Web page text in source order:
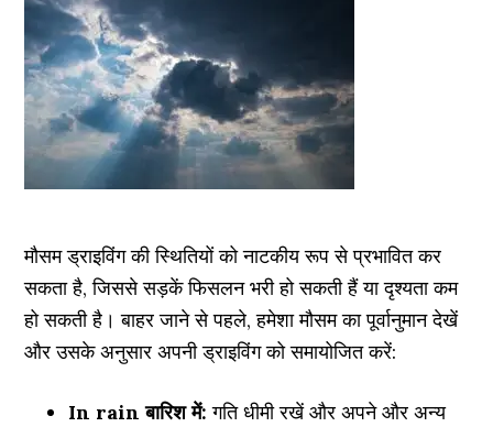
मौसम ड्राइविंग की स्थितियों को नाटकीय रूप से प्रभावित कर
सकता है, जिससे सड़कें फिसलन भरी हो सकती हैं या दृश्यता कम
हो सकती है। बाहर जाने से पहले, हमेशा मौसम का पूर्वानुमान देखें
और उसके अनुसार अपनी ड्राइविंग को समायोजित करें:
In rain बारिश में: गति धीमी रखें और अपने और अन्य